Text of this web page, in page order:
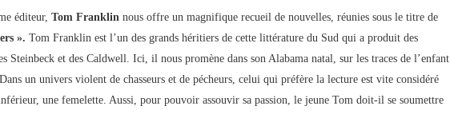
éditeur,Tom Franklin nous offre un magnifique recueil de nouvelles, réunies sous le titre de
». Tom Franklin est l’un des grands héritiers de cette littérature du Sud qui a produit des
Steinbeck et des Caldwell. Ici, il nous promène dans son Alabama natal, sur les traces de l’enfant
un univers violent de chasseurs et de pécheurs, celui qui préfère la lecture est vite considéré
une femelette. Aussi, pour pouvoir assouvir sa passion, le jeune Tom doit-il se soumettre